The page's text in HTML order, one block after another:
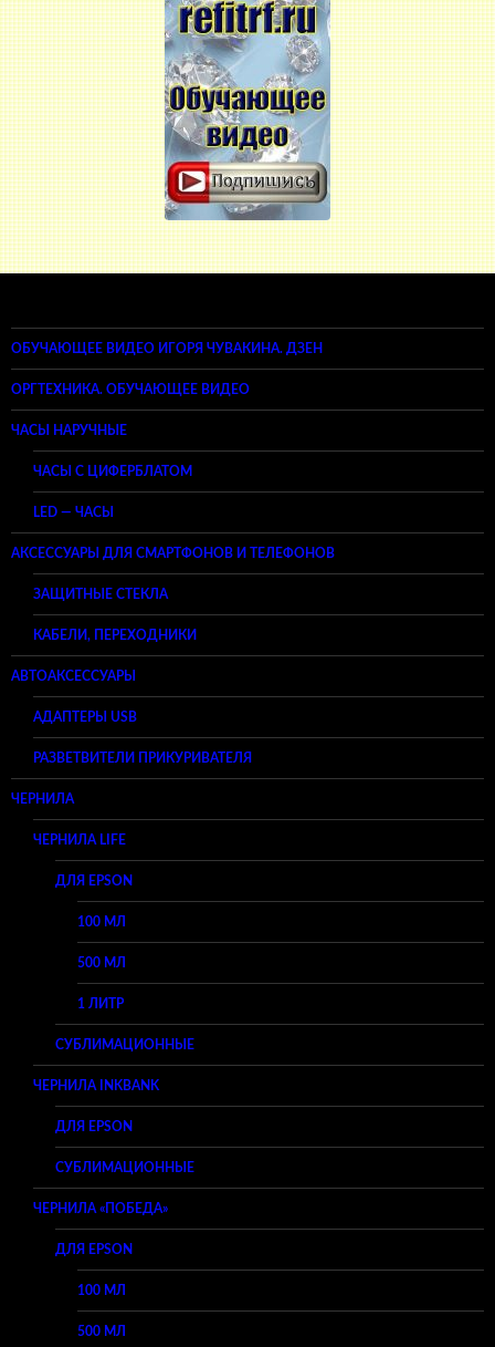
ОБУЧАЮЩЕЕ ВИДЕО ИГОРЯ ЧУВАКИНА. ДЗЕН
ОРГТЕХНИКА. ОБУЧАЮЩЕЕ ВИДЕО
ЧАСЫ НАРУЧНЫЕ
ЧАСЫ С ЦИФЕРБЛАТОМ
LED — ЧАСЫ
АКСЕССУАРЫ ДЛЯ СМАРТФОНОВ И ТЕЛЕФОНОВ
ЗАЩИТНЫЕ СТЕКЛА
КАБЕЛИ, ПЕРЕХОДНИКИ
АВТОАКСЕССУАРЫ
АДАПТЕРЫ USB
РАЗВЕТВИТЕЛИ ПРИКУРИВАТЕЛЯ
ЧЕРНИЛА
ЧЕРНИЛА LIFE
ДЛЯ EPSON
100 МЛ
500 МЛ
1 ЛИТР
СУБЛИМАЦИОННЫЕ
ЧЕРНИЛА INKBANK
ДЛЯ EPSON
СУБЛИМАЦИОННЫЕ
ЧЕРНИЛА «ПОБЕДА»
ДЛЯ EPSON
100 МЛ
500 МЛ